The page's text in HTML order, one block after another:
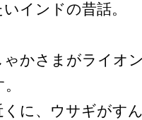
インドの昔話。
かさまがライオ
くに、ウサギがす